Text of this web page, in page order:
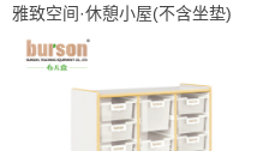
雅致空间·休憩小屋(不含坐垫)